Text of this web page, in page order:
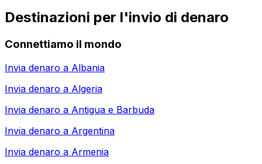
Destinazioni per l'invio di denaro
Connettiamo il mondo
Invia denaro a Albania
Invia denaro a Algeria
Invia denaro a Antigua e Barbuda
Invia denaro a Argentina
Invia denaro a Armenia